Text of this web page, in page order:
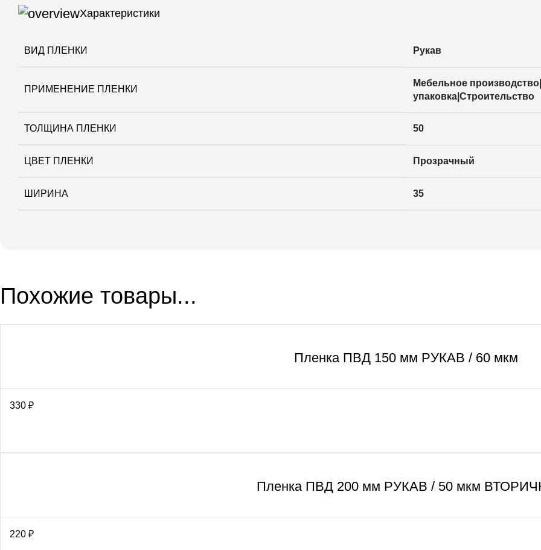
Характеристики
ВИД ПЛЕНКИ Рукав
ПРИМЕНЕНИЕ ПЛЕНКИ
Мебельное
упаковка|Строительство
ТОЛЩИНА ПЛЕНКИ 50
ЦВЕТ ПЛЕНКИ Прозрачный
ШИРИНА 35
Похожие товары...
Пленка ПВД 150 мм РУКАВ / 60 мкм
330 ₽
Пленка ПВД 200 мм РУКАВ / 50 мкм
220 ₽